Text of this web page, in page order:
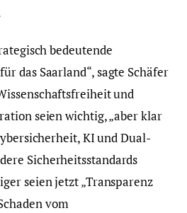
bedeutende
das Saarland“, sagte Schäfer
und
seien wichtig, „aber klar
KI und Dual-
Sicherheitsstandards
seien jetzt „Transparenz
vom